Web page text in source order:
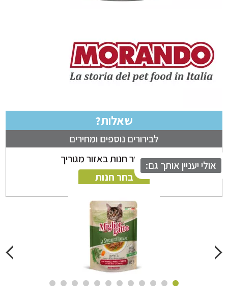
שאלות?
לבירורים נוספים ומחירים
ניתן לבחור חנות באזור מגוריך
בחר חנות
יעניין אותך גם: